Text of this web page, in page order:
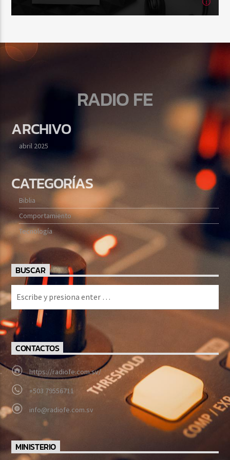
[...]
RADIO FE
ARCHIVO
abril 2025
CATEGORÍAS
Biblia
Comportamiento
Tecnología
BUSCAR
CONTACTOS
https://radiofe.com.sv/
+503 79556711
info@radiofe.com.sv
MINISTERIO